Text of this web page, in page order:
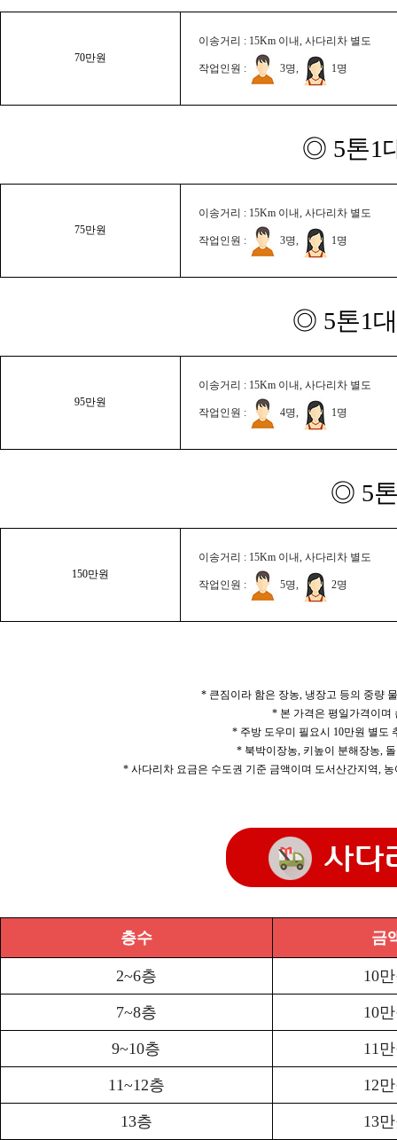
70만원
이송거리 : 15Km 이내, 사다리차 별도
작업인원 : 3명, 1명
◎ 5톤1
75만원
이송거리 : 15Km 이내, 사다리차 별도
작업인원 : 3명, 1명
◎ 5톤1
95만원
이송거리 : 15Km 이내, 사다리차 별도
작업인원 : 4명, 1명
◎ 5
150만원
이송거리 : 15Km 이내, 사다리차 별도
작업인원 : 5명, 2명
* 큰짐이라 함은 장농, 냉장고 등의 중량
* 본 가격은 평일가격이며
* 주방 도우미 필요시 10만원 별도
* 북박이장농, 키높이 분해장농,
* 사다리차 요금은 수도권 기준 금액이며 도서산간지역,
층수 금
2~6층 10
7~8층 10
9~10층 11
11~12층 12
13층 13